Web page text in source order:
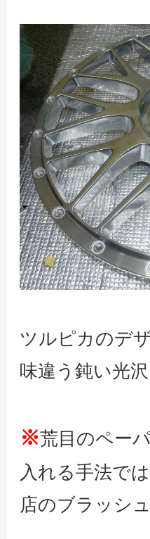
ツルピカのデ
味違う鈍い光
※荒目のペー
入れる手法で
店のブラッシ